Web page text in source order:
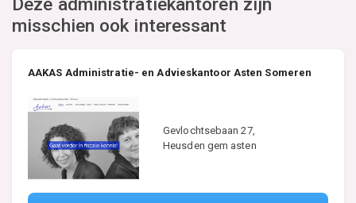
misschien ook interessant
AAKAS Administratie- en Advieskantoor Asten Someren
Gevlochtsebaan 27,
Heusden gem asten